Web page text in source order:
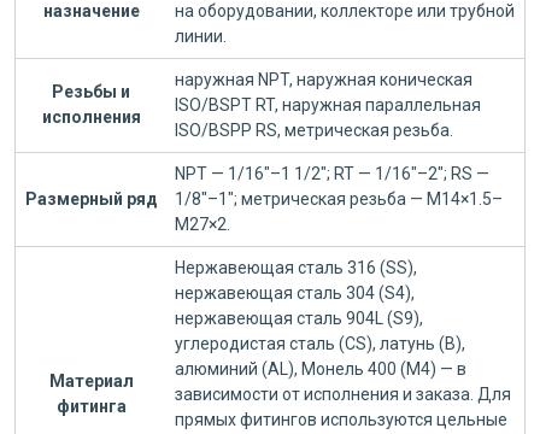
назначение
на оборудовании, коллекторе или трубной
линии.
Резьбы и
исполнения
наружная NPT, наружная коническая
ISO/BSPT RT, наружная параллельная
ISO/BSPP RS, метрическая резьба.
Размерный ряд
NPT — 1/16"–1 1/2"; RT — 1/16"–2"; RS —
1/8"–1"; метрическая резьба — M14×1.5–
M27×2.
Материал
фитинга
Нержавеющая сталь 316 (SS),
нержавеющая сталь 304 (S4),
нержавеющая сталь 904L (S9),
углеродистая сталь (CS), латунь (B),
алюминий (AL), Монель 400 (M4) — в
зависимости от исполнения и заказа. Для
прямых фитингов используются цельные